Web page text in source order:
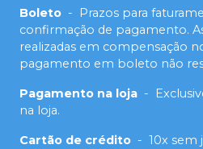
Boleto -
Prazos para
confirmação de pagamento.
realizadas em compensação
pagamento em boleto não
Pagamento na loja -
na loja.
Cartão de crédito - 10x sem